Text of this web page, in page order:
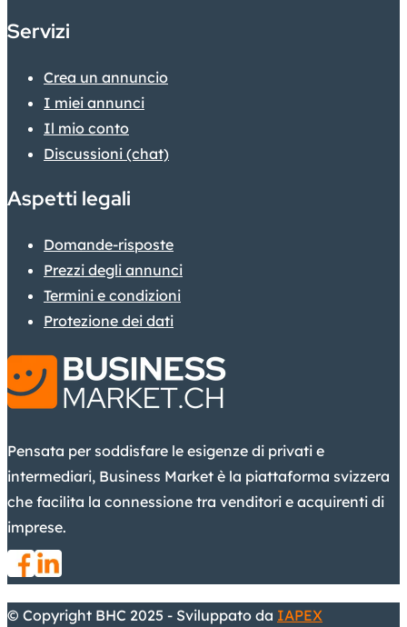
Servizi
Crea un annuncio
I miei annunci
Il mio conto
Discussioni (chat)
Aspetti legali
Domande-risposte
Prezzi degli annunci
Termini e condizioni
Protezione dei dati
Pensata per soddisfare le esigenze di privati e
intermediari, Business Market è la piattaforma svizzera
che facilita la connessione tra venditori e acquirenti di
imprese.
© Copyright BHC 2025 - Sviluppato da IAPEX